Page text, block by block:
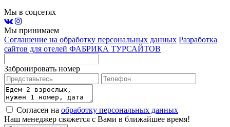
Мы в соцсетях
Мы принимаем
Соглашение на обработку персональных данных Разработка
сайтов для отелей ФАБРИКА ТУРСАЙТОВ
Забронировать номер
Согласен на обработку персональных данных
Наш менеджер свяжется с Вами в ближайшее время!